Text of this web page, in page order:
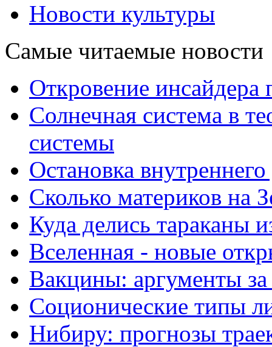
Новости культуры
Самые читаемые новости
Откровение инсайдера
Солнечная система в
системы
Остановка внутреннего
Сколько материков на
Куда делись тараканы
Вселенная - новые
Вакцины: аргументы
Соционические типы
Нибиру: прогнозы